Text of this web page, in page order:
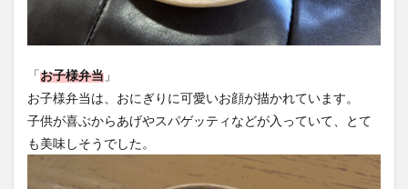
「お子様弁当 」
お子様弁当は、おにぎりに可愛いお顔が描かれています。
子供が喜ぶからあげやスパゲッティなどが入っていて、とて
も美味しそうでした。